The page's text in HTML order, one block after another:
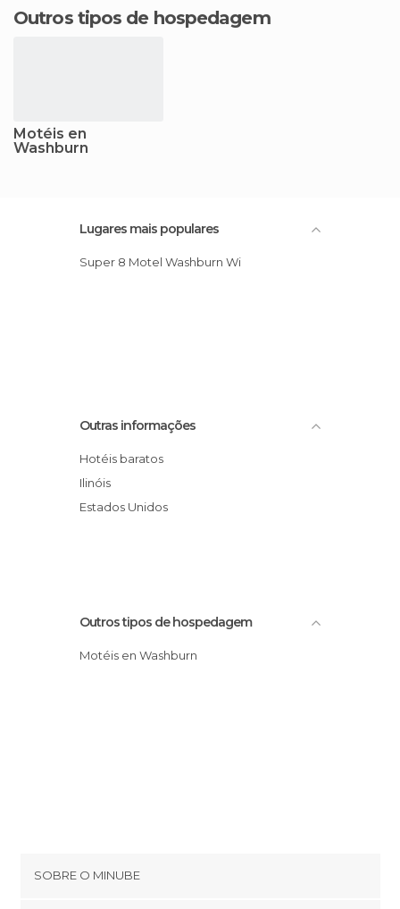
Outros tipos de hospedagem
Motéis en
Washburn
Lugares mais populares
Super 8 Motel Washburn Wi
Outras informações
Hotéis baratos
Ilinóis
Estados Unidos
Outros tipos de hospedagem
Motéis en Washburn
SOBRE O MINUBE